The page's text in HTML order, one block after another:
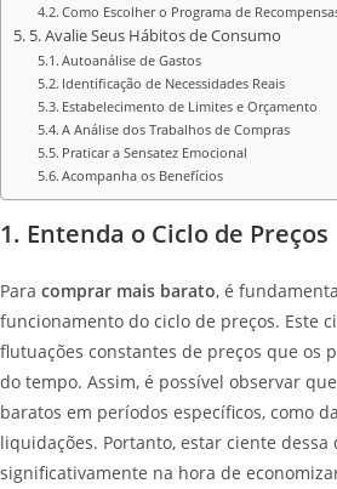
Como Escolher o Programa de
5. Avalie Seus Hábitos de Consumo
Autoanálise de Gastos
Identificação de Necessidades Reais
Estabelecimento de Limites e Orçamento
A Análise dos Trabalhos de Compras
Praticar a Sensatez Emocional
Acompanha os Benefícios
1. Entenda o Ciclo de Preços
Para comprar mais barato, é
funcionamento do ciclo de preços. Este
flutuações constantes de preços que os
do tempo. Assim, é possível observar
baratos em períodos específicos, como
liquidações. Portanto, estar ciente
significativamente na hora de